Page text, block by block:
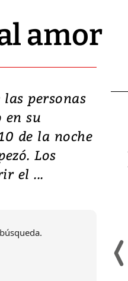
amor
las personas
en su
de la noche
Los
el ...
lanza su
con
de inversión
educación y